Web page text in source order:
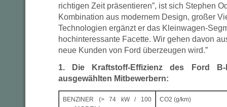
richtigen Zeit präsentieren”, ist sich Stephen
Kombination aus modernem Design, großer
Technologien ergänzt er das Kleinwagen-
hochinteressante Facette. Wir gehen davon
neue Kunden von Ford überzeugen wird.”
1. Die Kraftstoff-Effizienz des Ford
ausgewählten Mitbewerbern:
BENZINER (> 74 kW / 100
CO2 (g/km)